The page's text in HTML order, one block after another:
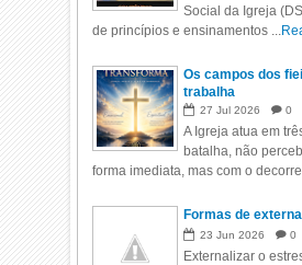
Social da Igreja
de princípios e ensinamentos ...
Os campos dos
trabalha
27 Jul 2026 0
A Igreja atua em
batalha, não
forma imediata, mas com o
Formas de
23 Jun 2026 0
Externalizar o